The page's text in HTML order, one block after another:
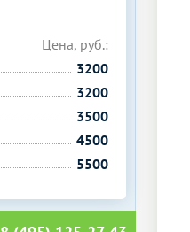
Цена, руб.:
3200
3200
3500
4500
5500